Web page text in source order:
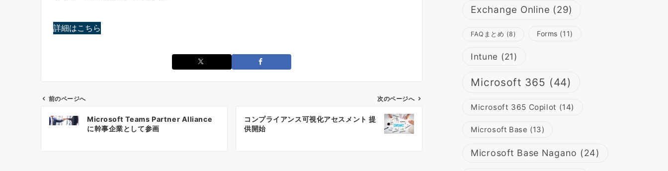
詳細はこちら
前のページへ
Microsoft Teams Partner Alliance
に幹事企業として参画
次のページへ
コンプライアンス可視化アセスメント 提
供開始
Exchange Online (29)
FAQまとめ (8) Forms (11)
Intune (21)
Microsoft 365 (44)
Microsoft 365 Copilot (14)
Microsoft Base (13)
Microsoft Base Nagano (24)